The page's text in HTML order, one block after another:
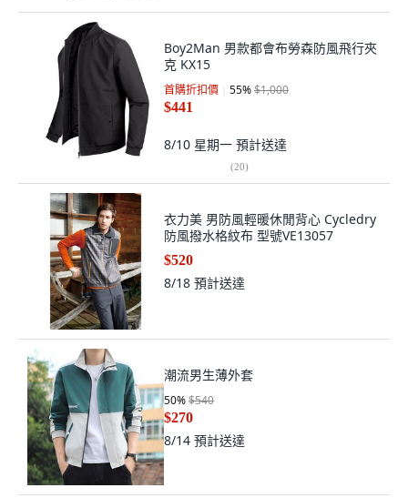
Boy2Man 男款都會布勞森防風飛行夾
克 KX15
首購折扣價 55%$1,000
$441
8/10 星期一 預計送達
(20)
衣力美 男防風輕暖休閒背心 Cycledry
防風撥水格紋布 型號VE13057
$520
8/18 預計送達
潮流男生薄外套
50%$540
$270
8/14 預計送達